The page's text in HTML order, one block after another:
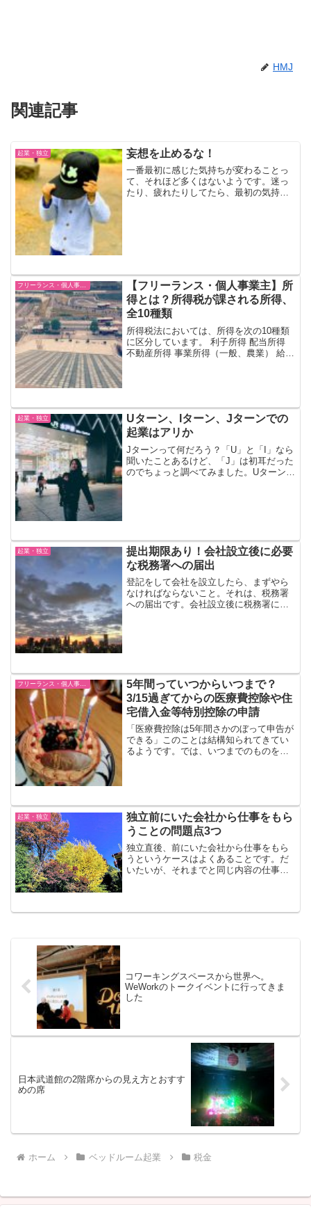
HMJ
関連記事
起業・独立 妄想を止めるな！
一番最初に感じた気持ちが変わることっ
て、それほど多くはないようです。迷っ
たり、疲れたりしてたら、最初の気持ち
フリーランス・個人事業主
【フリーランス・個人事業主】所
得とは？所得税が課される所得、
全10種類
所得税法においては、所得を次の10種類
に区分しています。 利子所得 配当所得
不動産所得 事業所得（一般、農業） 給与
起業・独立
Uターン、Iターン、Jターンでの
起業はアリか
Jターンって何だろう？「U」と「I」なら
聞いたことあるけど、「J」は初耳だった
のでちょっと調べてみました。Uターン、
起業・独立
提出期限あり！会社設立後に必要
な税務署への届出
登記をして会社を設立したら、まずやら
なければならないこと。それは、税務署
への届出です。会社設立後に税務署に提
5年間っていつからいつまで？
3/15過ぎてからの医療費控除や住
宅借入金等特別控除の申請
「医療費控除は5年間さかのぼって申告が
できる」このことは結構知られてきてい
るようです。では、いつまでのものをい
起業・独立
独立前にいた会社から仕事をもら
うことの問題点3つ
独立直後、前にいた会社から仕事をもら
うというケースはよくあることです。だ
いたいが、それまでと同じ内容の仕事を
「その会社に行って仕事をす...
コワーキングスペースから世界へ。
WeWorkのトークイベントに行ってきま
した
日本武道館の2階席からの見え方とおすす
めの席
ホーム ベッドルーム起業 税金